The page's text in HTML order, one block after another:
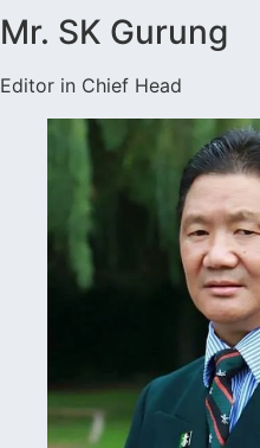
Mr. SK Gurung
Editor in Chief Head